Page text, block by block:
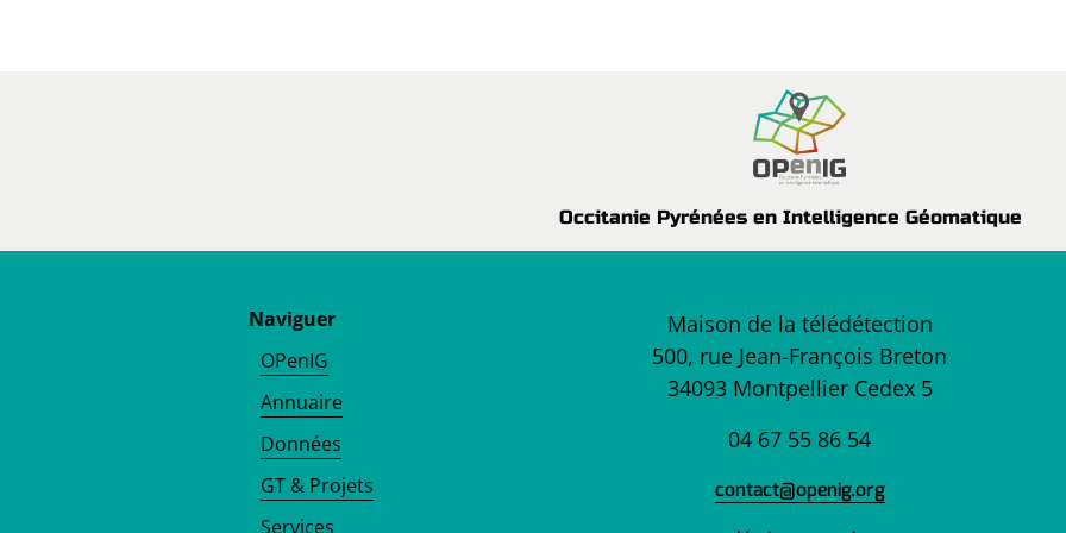
Occitanie Pyrénées en Intelligence Géomatique
Naviguer
OPenIG
Annuaire
Données
GT & Projets
Services
Maison de la télédétection
500, rue Jean-François Breton
34093 Montpellier Cedex 5
04 67 55 86 54
contact@openig.org